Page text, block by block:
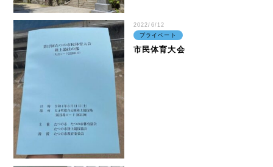
IR情報
基本情報
IRライブラリー
プライベート
2022/6/12
市民体育大会